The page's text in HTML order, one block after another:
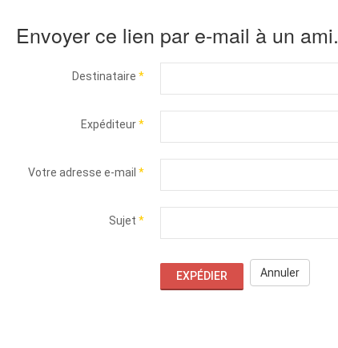
Envoyer ce lien par e-mail à un ami.
Destinataire *
Expéditeur*
Votre adresse e-mail *
Sujet *
EXPÉDIER Annuler